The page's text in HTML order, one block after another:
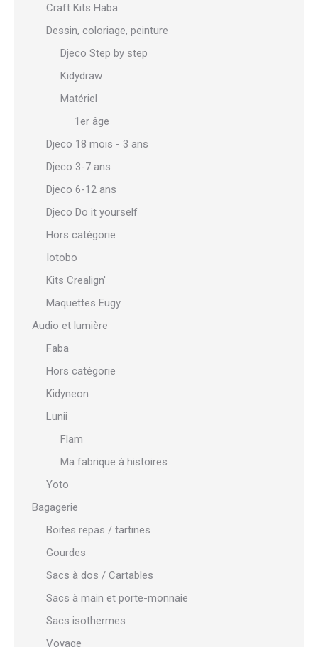
Craft Kits Haba
Dessin, coloriage, peinture
Djeco Step by step
Kidydraw
Matériel
1er âge
Djeco 18 mois - 3 ans
Djeco 3-7 ans
Djeco 6-12 ans
Djeco Do it yourself
Hors catégorie
Iotobo
Kits Crealign'
Maquettes Eugy
Audio et lumière
Faba
Hors catégorie
Kidyneon
Lunii
Flam
Ma fabrique à histoires
Yoto
Bagagerie
Boites repas / tartines
Gourdes
Sacs à dos / Cartables
Sacs à main et porte-monnaie
Sacs isothermes
Voyage